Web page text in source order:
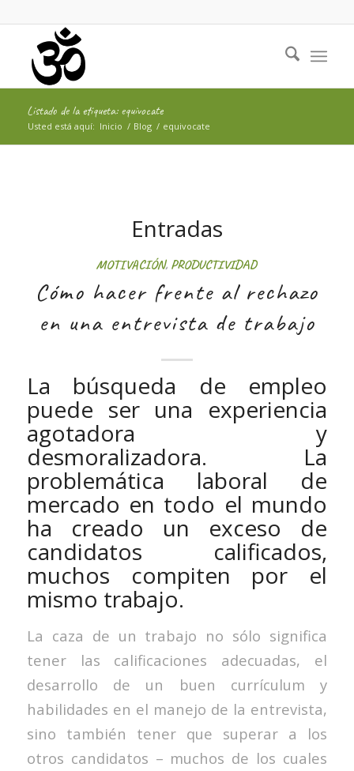
Listado de la etiqueta: equivocate
Usted está aquí: Inicio / Blog / equivocate
Entradas
MOTIVACIÓN, PRODUCTIVIDAD
Cómo hacer frente al rechazo
en una entrevista de trabajo
La búsqueda de empleo
puede ser una experiencia
agotadora y
desmoralizadora. La
problemática laboral de
mercado en todo el mundo
ha creado un exceso de
candidatos calificados,
muchos compiten por el
mismo trabajo.
La caza de un trabajo no sólo significa
tener las calificaciones adecuadas, el
desarrollo de un buen currículum y
habilidades en el manejo de la entrevista,
sino también tener que superar a los
otros candidatos – muchos de los cuales